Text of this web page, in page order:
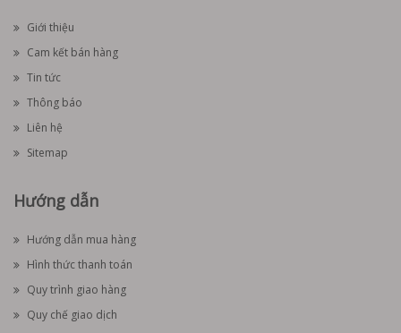
Giới thiệu
Cam kết bán hàng
Tin tức
Thông báo
Liên hệ
Sitemap
Hướng dẫn
Hướng dẫn mua hàng
Hình thức thanh toán
Quy trình giao hàng
Quy chế giao dịch